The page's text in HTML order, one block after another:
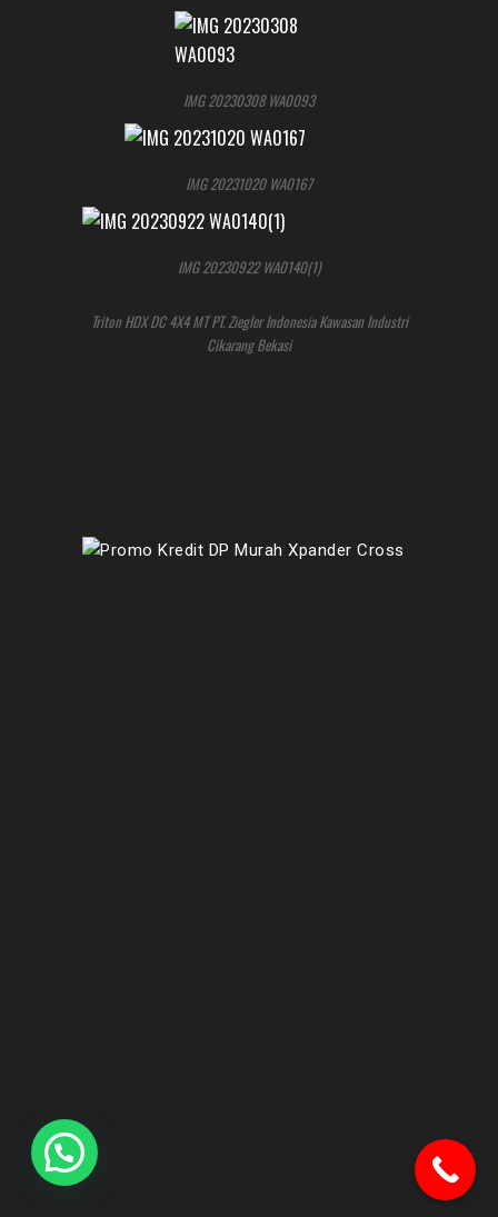
IMG 20230308 WA0093
IMG 20231020 WA0167
IMG 20230922 WA0140(1)
Triton HDX DC 4X4 MT PT. Ziegler Indonesia Kawasan Industri
Cikarang Bekasi